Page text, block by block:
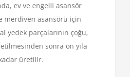
ev ve engelli asansör
merdiven asansörü için
yedek parçalarının çoğu,
sonra on yıla
üretilir.